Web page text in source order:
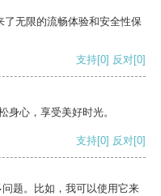
无限的流畅体验和安全性保
支持[0] 反对[0]
身心，享受美好时光。
支持[0] 反对[0]
题。比如，我可以使用它来